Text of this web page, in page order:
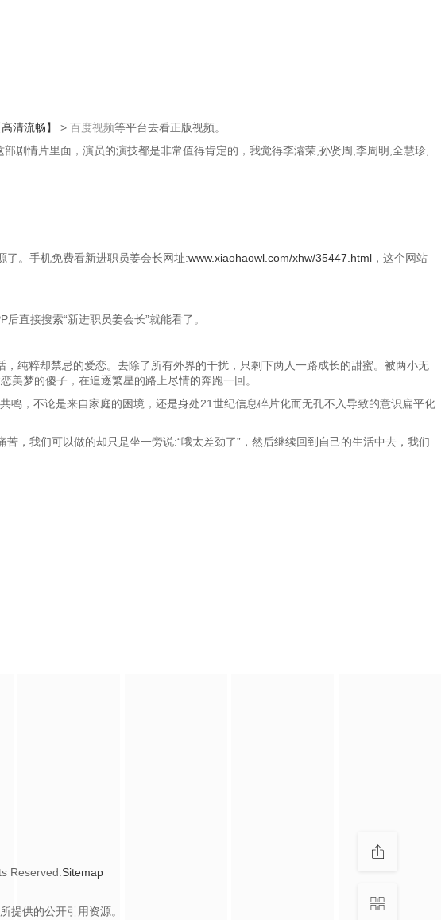
清流畅】 > 百度视频等平台去看正版视频。
剧情片里面，演员的演技都是非常值得肯定的，我觉得李濬荣,孙贤周,李周明,全慧珍,
了。手机免费看新进职员姜会长网址:www.xiaohaowl.com/xhw/35447.html ，这个网站
后直接搜索“新进职员姜会长”就能看了。
纯粹却禁忌的爱恋。去除了所有外界的干扰，只剩下两人一路成长的甜蜜。被两小无
梦的傻子，在追逐繁星的路上尽情的奔跑一回。
，不论是来自家庭的困境，还是身处21世纪信息碎片化而无孔不入导致的意识扁平化
，我们可以做的却只是坐一旁说:“哦太差劲了”，然后继续回到自己的生活中去，我们
Reserved. Sitemap
提供的公开引用资源。